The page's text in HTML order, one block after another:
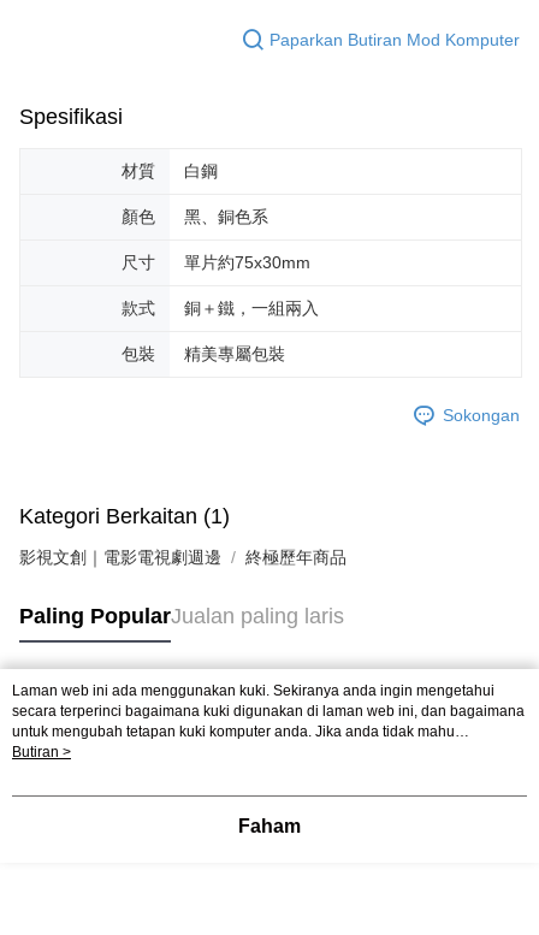
Paparkan Butiran Mod Komputer
Spesifikasi
材質 白鋼
顏色 黑、銅色系
尺寸 單片約75x30mm
款式 銅＋鐵，一組兩入
包裝 精美專屬包裝
Sokongan
Kategori Berkaitan (1)
影視文創｜電影電視劇週邊 終極歷年商品
Paling PopularJualan paling laris
Tag Popular
Laman web ini ada menggunakan kuki. Sekiranya anda ingin mengetahui
secara terperinci bagaimana kuki digunakan di laman web ini, dan bagaimana
untuk mengubah tetapan kuki komputer anda. Jika anda tidak mahu
menggunakan kuki di komputer anda, sila rujuk penerangan mengenai kuki.
mengetahui secara terperinci bagaimana kuki digunakan di laman web ini,
mahu menggunakan kuki di komputer anda, sila rujuk penerangan mengenai
Butiran >
Faham